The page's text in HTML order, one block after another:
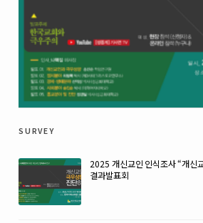
survey
2025 개신교인 인식조사 “개신
결과발표회